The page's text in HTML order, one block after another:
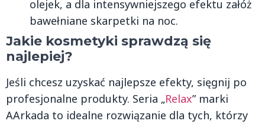
olejek, a dla intensywniejszego efektu załóż
bawełniane skarpetki na noc.
Jakie kosmetyki sprawdzą się
najlepiej?
Jeśli chcesz uzyskać najlepsze efekty, sięgnij po
profesjonalne produkty. Seria „Relax” marki
AArkada to idealne rozwiązanie dla tych, którzy